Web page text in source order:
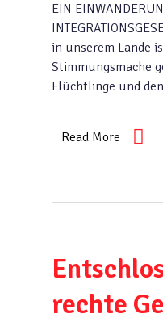
EIN
in unserem Lande
Stimmungsmache
Flüchtlinge und
Read More
rechte